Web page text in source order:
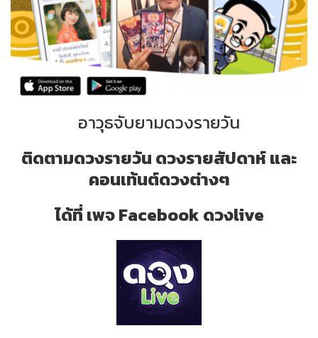
อาวุธจับยามดวงรายวัน
ติดตามดวงรายวัน ดวงรายสัปดาห์ และ
คอนเท้นต์ดวงต่างๆ
ได้ที่ เพจ Facebook ดวงlive